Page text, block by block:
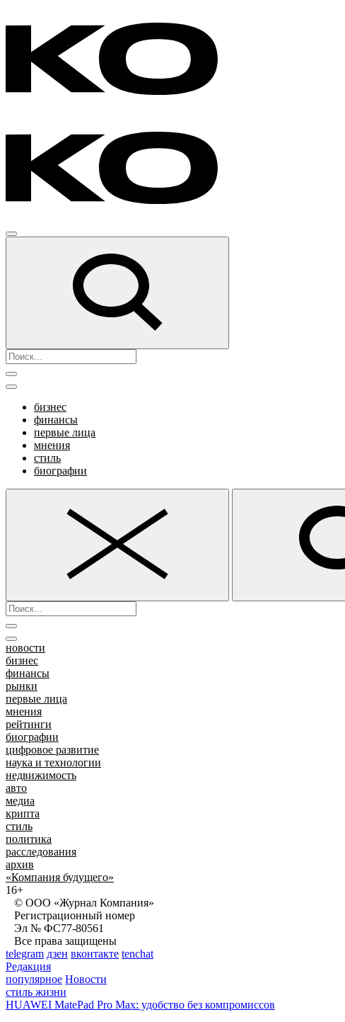
бизнес
финансы
первые лица
мнения
стиль
биографии
новости
бизнес
финансы
рынки
первые лица
мнения
рейтинги
биографии
цифровое развитие
наука и технологии
недвижимость
авто
медиа
крипта
стиль
политика
расследования
архив
«Компания будущего»
16+
© ООО «Журнал Компания»
Регистрационный номер
Эл № ФС77-80561
Все права защищены
telegram дзен вконтакте tenchat
Редакция
популярное Новости
стиль жизни
HUAWEI MatePad Pro Max: удобство без компромиссов